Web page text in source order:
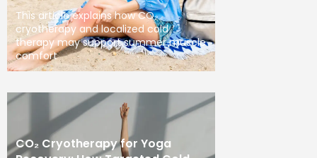
This article explains how CO₂
cryotherapy and localized cold
therapy may support summer muscle
comfort
CO₂ Cryotherapy for Yoga